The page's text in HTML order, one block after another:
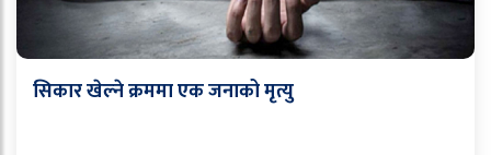
सिकार खेल्ने क्रममा एक जनाको मृत्यु